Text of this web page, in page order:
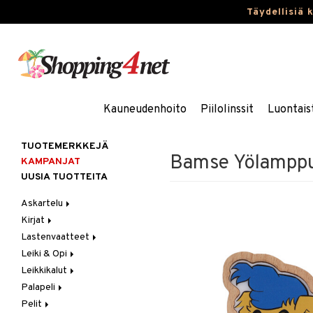
Täydellisiä
Kauneudenhoito Piilolinssit
Bamse
TUOTEMERKKEJÄ
KAMPANJAT
UUSIA TUOTTEITA
Askartelu
Askartelumateriaalit
Askartelusetti
Helmet
Koulutarvikkeet
Muovailuvaha
Piirrä ja maalaa
Kirjat
Askartelukirjat
Maalauskirjat
Päiväkirjat
Lastenvaatteet
Alaosat
Leggingsit
Alusvaatteet & Sukat
Kengät
Mekot
Leiki & Opi
Opetuslelut
Oppimispelit
Soittimet
Leikkikalut
Ajoneuvot
Autoradat
Eläimet
Palapeli
1000 palaa
Pelit